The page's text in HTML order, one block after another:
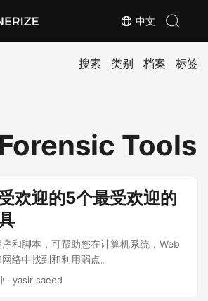
中文
搜索 类别 档案 标签
Tools
欢迎的5个最受欢迎的
和脚本，可帮助您在计算机系统，Web
络中找到和利用弱点。
· yasir saeed